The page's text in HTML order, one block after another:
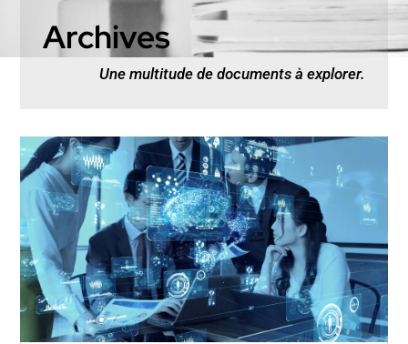
Archives
Une multitude de documents à explorer.